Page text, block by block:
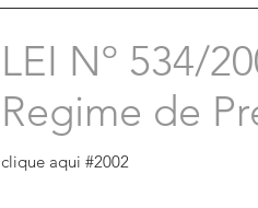
LEI Nº 534/
Regime de
clique aqui #2002